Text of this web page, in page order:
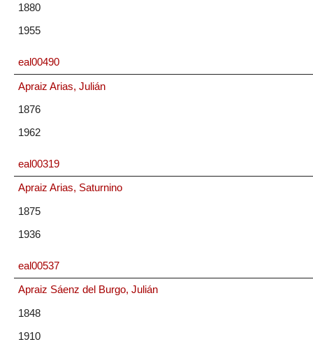
1880
1955
eal00490
Apraiz Arias, Julián
1876
1962
eal00319
Apraiz Arias, Saturnino
1875
1936
eal00537
Apraiz Sáenz del Burgo, Julián
1848
1910